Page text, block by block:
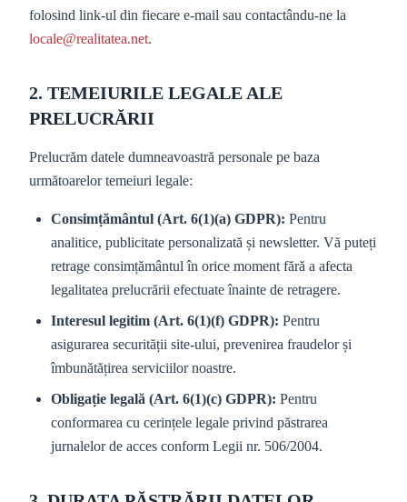
folosind link-ul din fiecare e-mail sau contactându-ne la
locale@realitatea.net.
2. TEMEIURILE LEGALE ALE
PRELUCRĂRII
Prelucrăm datele dumneavoastră personale pe baza
următoarelor temeiuri legale:
Consimțământul (Art. 6(1)(a) GDPR): Pentru
analitice, publicitate personalizată și newsletter. Vă puteți
retrage consimțământul în orice moment fără a afecta
legalitatea prelucrării efectuate înainte de retragere.
Interesul legitim (Art. 6(1)(f) GDPR): Pentru
asigurarea securității site-ului, prevenirea fraudelor și
îmbunătățirea serviciilor noastre.
Obligație legală (Art. 6(1)(c) GDPR): Pentru
conformarea cu cerințele legale privind păstrarea
jurnalelor de acces conform Legii nr. 506/2004.